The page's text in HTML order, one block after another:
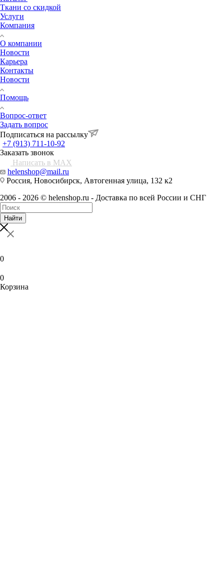
Ткани со скидкой
Услуги
Компания
О компании
Новости
Карьера
Контакты
Новости
Помощь
Вопрос-ответ
Задать вопрос
Подписаться на рассылку
+7 (913) 711-10-92
Заказать звонок
Написать в MAX
helenshop@mail.ru
Россия, Новосибирск, Автогенная улица, 132 к2
2006 - 2026 © helenshop.ru - Доставка по всей России и СНГ
Найти
0
0
Корзина